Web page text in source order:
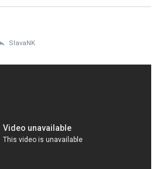
SlavaNK